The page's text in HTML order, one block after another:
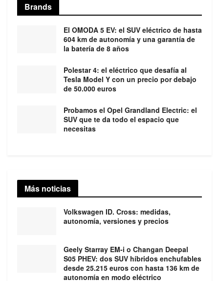
Brands
El OMODA 5 EV: el SUV eléctrico de hasta
604 km de autonomía y una garantía de
la batería de 8 años
Polestar 4: el eléctrico que desafía al
Tesla Model Y con un precio por debajo
de 50.000 euros
Probamos el Opel Grandland Electric: el
SUV que te da todo el espacio que
necesitas
Más noticias
Volkswagen ID. Cross: medidas,
autonomía, versiones y precios
Geely Starray EM-i o Changan Deepal
S05 PHEV: dos SUV híbridos enchufables
desde 25.215 euros con hasta 136 km de
autonomía en modo eléctrico